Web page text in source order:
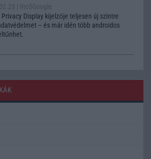
| 9to5Google
Privacy Display kijelzője teljesen új szintre
– és már idén több androidos